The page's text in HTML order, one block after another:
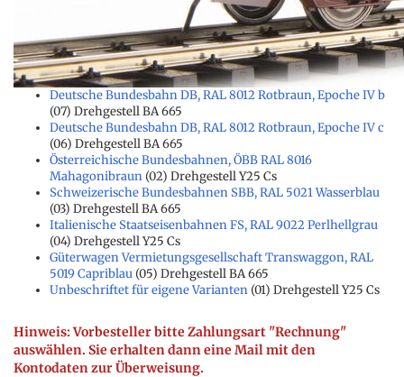
Deutsche Bundesbahn DB, RAL 8012 Rotbraun, Epoche IV b
(07) Drehgestell BA 665
Deutsche Bundesbahn DB, RAL 8012 Rotbraun, Epoche IV c
(06) Drehgestell BA 665
Österreichische Bundesbahnen, ÖBB RAL 8016
Mahagonibraun (02) Drehgestell Y25 Cs
Schweizerische Bundesbahnen SBB, RAL 5021 Wasserblau
(03) Drehgestell BA 665
Italienische Staatseisenbahnen FS, RAL 9022 Perlhellgrau
(04) Drehgestell Y25 Cs
Güterwagen Vermietungsgesellschaft Transwaggon, RAL
5019 Capriblau (05) Drehgestell BA 665
Unbeschriftet für eigene Varianten (01) Drehgestell Y25 Cs
Hinweis: Vorbesteller bitte Zahlungsart "Rechnung"
auswählen. Sie erhalten dann eine Mail mit den
Kontodaten zur Überweisung.